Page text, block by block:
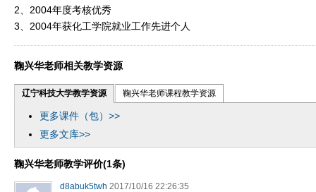
2、2004年度考核优秀
3、2004年获化工学院就业工作先进个人
鞠兴华老师相关教学资源
辽宁科技大学教学资源 鞠兴华老师课程教学资源
更多课件（包）>>
更多文库>>
鞠兴华老师教学评价(1条)
d8abuk5twh 2017/10/16 22:26:35